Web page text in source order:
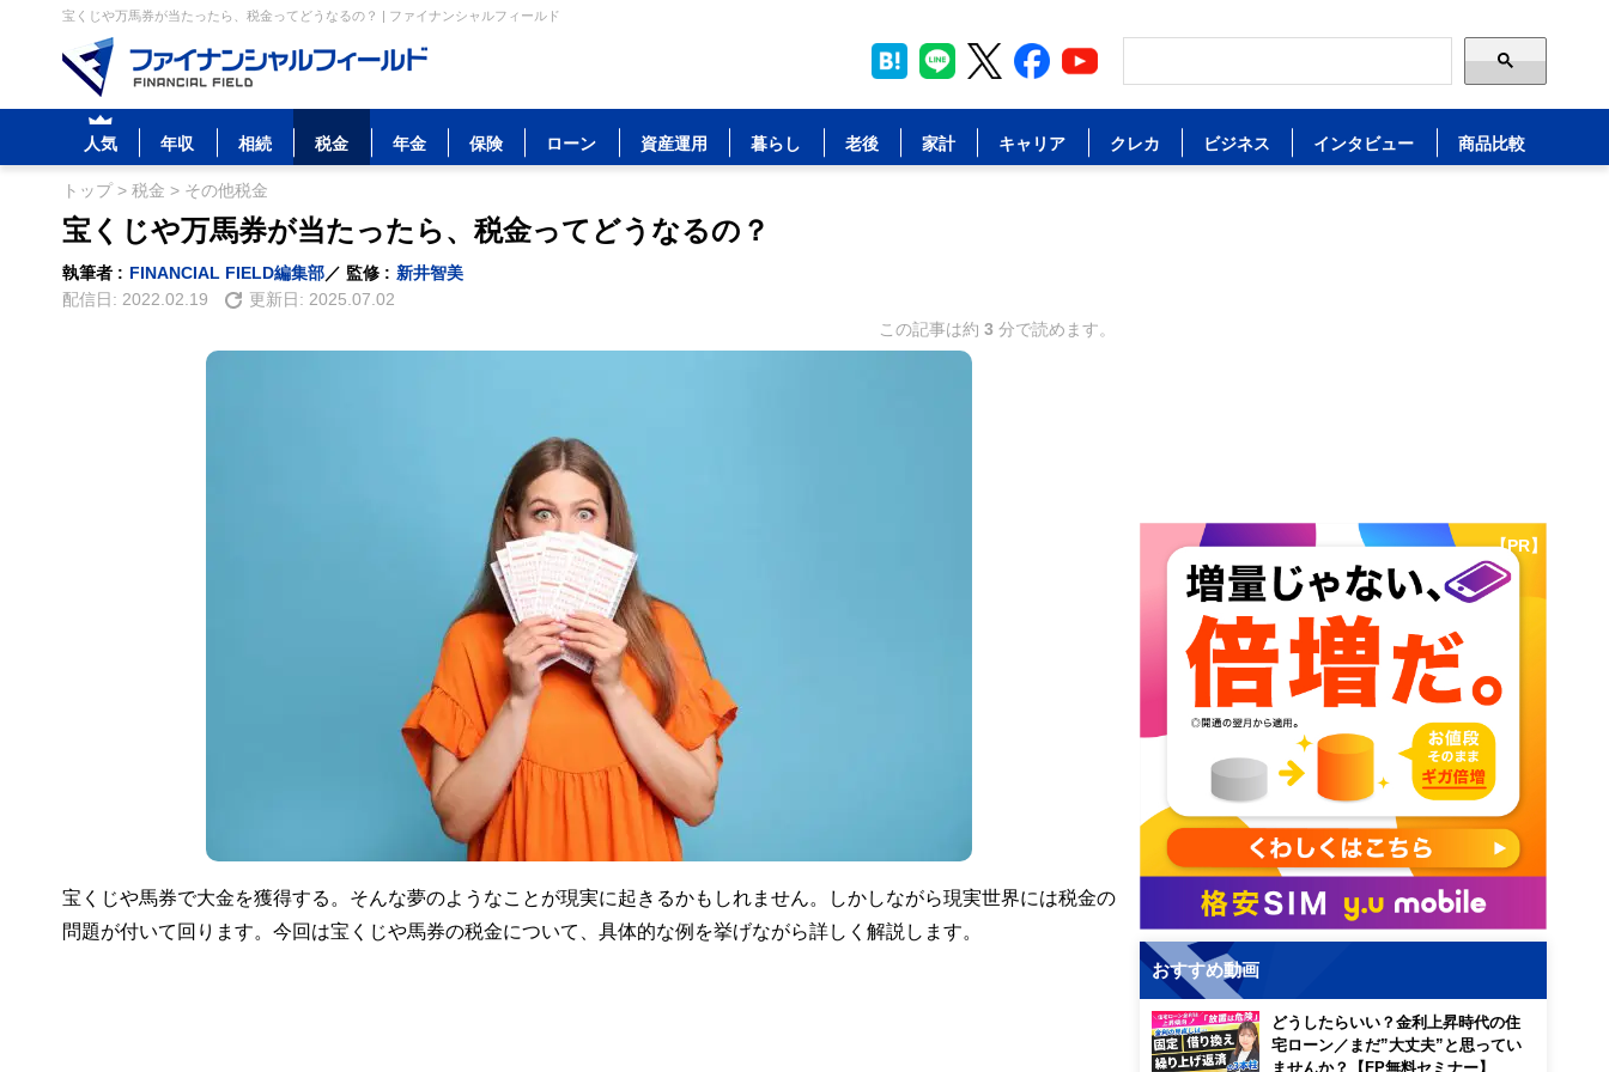
宝くじや万馬券が当たったら、税金ってどうなるの？ | ファイナンシャルフィールド
人気 年収 相続 税金 年金 保険 ローン 資産運用 暮らし 老後 家計 キャリア クレカ ビジネス インタビュー 商品比較
トップ> 税金 > その他税金
宝くじや万馬券が当たったら、税金ってどうなるの？
執筆者 : FINANCIAL FIELD編集部 ／ 監修 : 新井智美
配信日: 2022.02.19 更新日: 2025.07.02
この記事は約 3 分で読めます。
宝くじや馬券で大金を獲得する。そんな夢のようなことが現実に起きるかもしれません。しかしながら現実世界には税金の
問題が付いて回ります。今回は宝くじや馬券の税金について、具体的な例を挙げながら詳しく解説します。
【PR】
おすすめ動画
どうしたらいい？金利上昇時代の住
宅ローン／まだ”大丈夫”と思ってい
ませんか？【FP無料セミナー】